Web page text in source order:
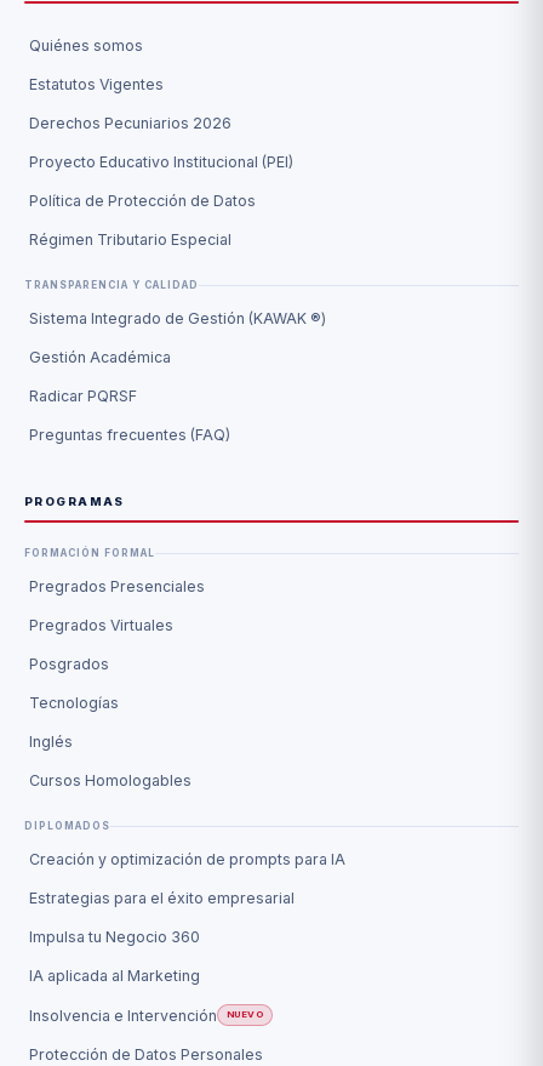
Quiénes somos
Estatutos Vigentes
Derechos Pecuniarios 2026
Proyecto Educativo Institucional (PEI)
Política de Protección de Datos
Régimen Tributario Especial
TRANSPARENCIA Y CALIDAD
Sistema Integrado de Gestión (KAWAK ®)
Gestión Académica
Radicar PQRSF
Preguntas frecuentes (FAQ)
PROGRAMAS
FORMACIÓN FORMAL
Pregrados Presenciales
Pregrados Virtuales
Posgrados
Tecnologías
Inglés
Cursos Homologables
DIPLOMADOS
Creación y optimización de prompts para IA
Estrategias para el éxito empresarial
Impulsa tu Negocio 360
IA aplicada al Marketing
Insolvencia e Intervención NUEVO
Protección de Datos Personales